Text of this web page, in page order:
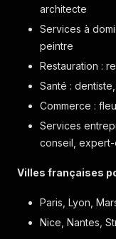
architecte
Services à
peintre
Restauration :
Santé :
Commerce :
Services
conseil,
Villes françaises
Paris, Lyon,
Nice, Nantes,